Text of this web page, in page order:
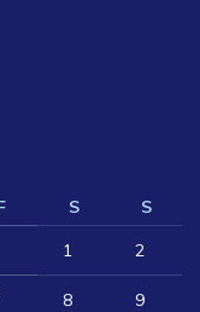
S
S
1
2
8 9